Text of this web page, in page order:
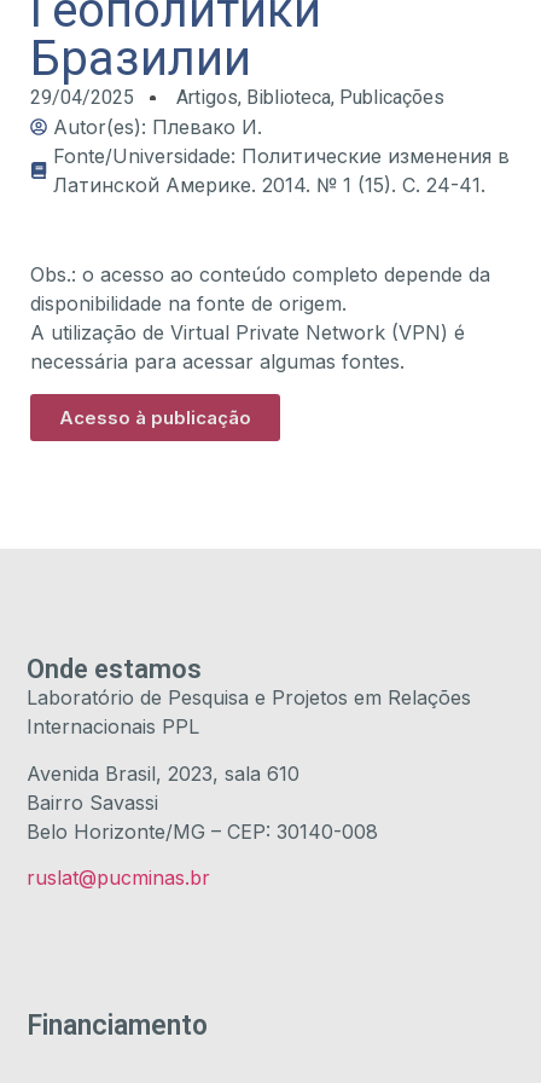
Бразилии
29/04/2025 Artigos, Biblioteca, Publicações
Autor(es): Плевако И.
Fonte/Universidade: Политические изменения в
Латинской Америке. 2014. № 1 (15). С. 24-41.
Obs.: o acesso ao conteúdo completo depende da
disponibilidade na fonte de origem.
A utilização de Virtual Private Network (VPN) é
necessária para acessar algumas fontes.
Acesso à publicação
Financiamento
Onde estamos
Laboratório de Pesquisa e Projetos em Relações
Internacionais PPL
Avenida Brasil, 2023, sala 610
Bairro Savassi
Belo Horizonte/MG – CEP: 30140-008
ruslat@pucminas.br